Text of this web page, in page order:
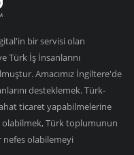
bir servisi olan
Türk İş İnsanlarını
Amacımız İngiltere'de
desteklemek. Türk-
ticaret yapabilmelerine
Türk toplumunun
nefes olabilemeyi